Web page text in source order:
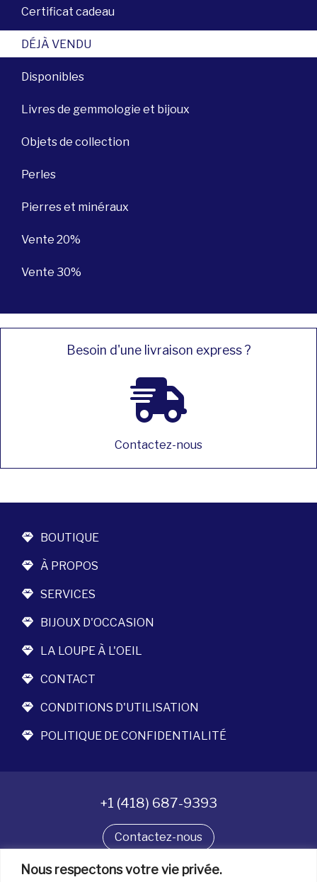
Nous respectons votre vie privée.
Certificat cadeau
DÉJÀ VENDU
Disponibles
Livres de gemmologie et bijoux
Objets de collection
Perles
Pierres et minéraux
Vente 20%
Vente 30%
Besoin d'une livraison express ?
Contactez-nous
BOUTIQUE
À PROPOS
SERVICES
BIJOUX D'OCCASION
LA LOUPE À L'OEIL
CONTACT
CONDITIONS D'UTILISATION
POLITIQUE DE CONFIDENTIALITÉ
+1 (418) 687-9393
Contactez-nous
Suivez-nous